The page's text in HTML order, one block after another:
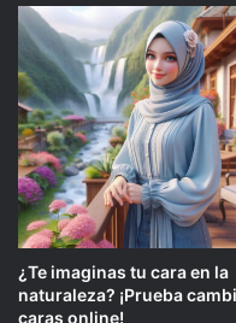
¿Te imaginas tu cara en la
naturaleza? ¡Prueba
caras online!